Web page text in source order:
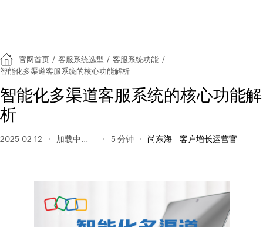
官网首页 / 客服系统选型 / 客服系统功能 /
智能化多渠道客服系统的核心功能解析
智能化多渠道客服系统的核心功能解
析
2025-02-12 328 阅读量 5 分钟 尚东海—客户增长运营官